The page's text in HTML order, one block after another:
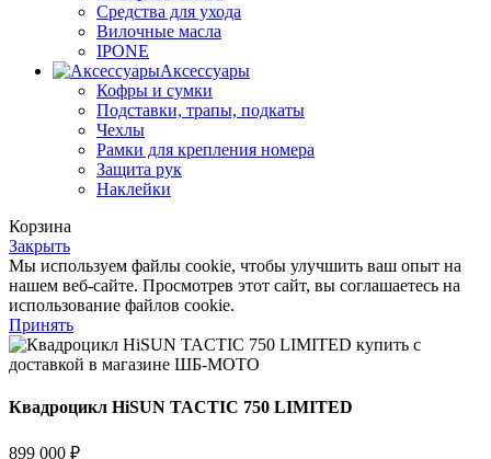
Средства для ухода
Вилочные масла
IPONE
Аксессуары
Кофры и сумки
Подставки, трапы, подкаты
Чехлы
Рамки для крепления номера
Защита рук
Наклейки
Корзина
Закрыть
Мы используем файлы cookie, чтобы улучшить ваш опыт на
нашем веб-сайте. Просмотрев этот сайт, вы соглашаетесь на
использование файлов cookie.
Принять
Квадроцикл HiSUN TACTIC 750 LIMITED
899 000 ₽